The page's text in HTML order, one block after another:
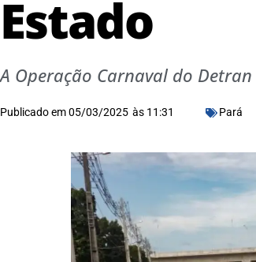
Estado
A Operação Carnaval do
Publicado em05/03/2025 às 11:31 Pará